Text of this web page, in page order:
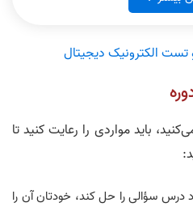
تست الکترونیک دیجیتال
باید مواردی را رعایت کنید تا
درس سؤالی را حل‌ کند، خودتان آن را